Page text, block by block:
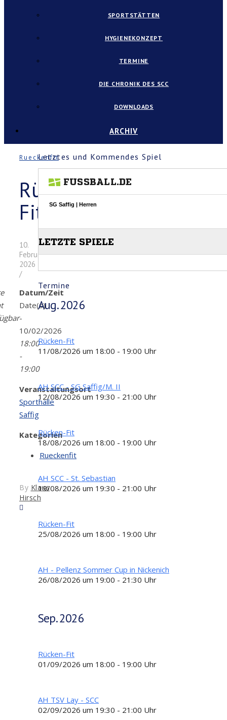
SPORTSTÄTTEN
HYGIENEKONZEPT
TERMINE
DIE CHRONIK DES SCC
DOWNLOADS
ARCHIV
Rueckenfit
Rücken-
Fit
10.
Februar
2026
/
Datum/Zeit
Date(s)
-
10/02/2026
18:00
-
19:00
Veranstaltungsort
Sporthalle
Saffig
Kategorien
Rueckenfit
By Klaus
Hirsch
Letztes und Kommendes Spiel
Termine
Aug. 2026
Rücken-Fit
11/08/2026 um 18:00 - 19:00 Uhr
AH SCC - SG Saffig/M. II
12/08/2026 um 19:30 - 21:00 Uhr
Rücken-Fit
18/08/2026 um 18:00 - 19:00 Uhr
AH SCC - St. Sebastian
19/08/2026 um 19:30 - 21:00 Uhr
Rücken-Fit
25/08/2026 um 18:00 - 19:00 Uhr
AH - Pellenz Sommer Cup in Nickenich
26/08/2026 um 19:00 - 21:30 Uhr
Sep. 2026
Rücken-Fit
01/09/2026 um 18:00 - 19:00 Uhr
AH TSV Lay - SCC
02/09/2026 um 19:30 - 21:00 Uhr